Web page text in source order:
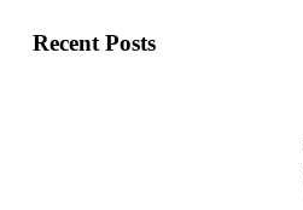
Recent Posts